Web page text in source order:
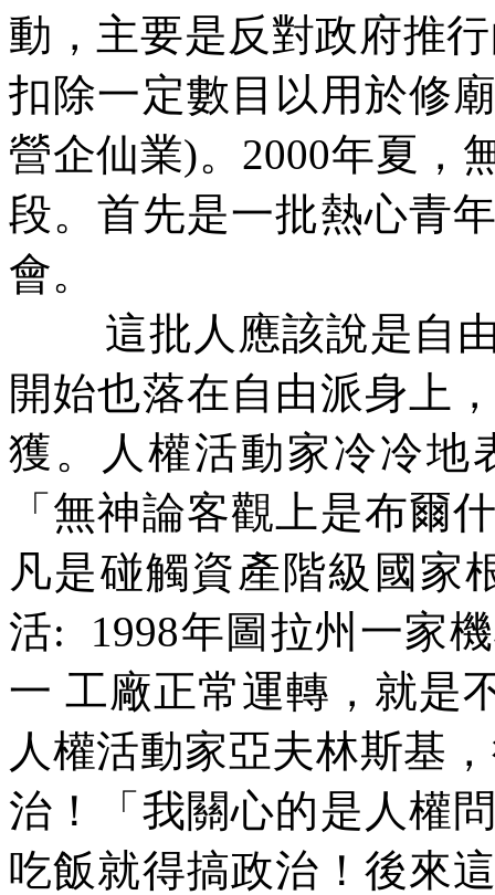
動，主要是反對政府推
扣除一定數目以用於修
營企仙業)。 2000年夏，
段。首先是一批熱心青
會。
這批人應該說是自
開始也落在自由派身上
獲。人權活動家冷冷地
「無神論客觀上是布爾
凡是碰觸資產階級國家
活: 1998年圖拉州一家
一 工廠正常運轉，就是
人權活動家亞夫林斯基
治！「我關心的是人權
吃飯就得搞政治！後來